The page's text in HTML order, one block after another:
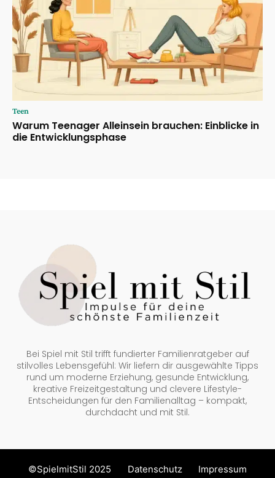
Teen
Warum Teenager Alleinsein brauchen: Einblicke in
die Entwicklungsphase
Bei Spiel mit Stil trifft fundierter Familienratgeber auf
stilvolles Lebensgefühl: Wir liefern dir ausgewählte Tipps
rund um moderne Erziehung, gesunde Entwicklung,
kreative Freizeitgestaltung und clevere Lifestyle-
Entscheidungen für den Familienalltag – kompakt,
durchdacht und mit Stil.
©SpielmitStil 2025 Datenschutz Impressum